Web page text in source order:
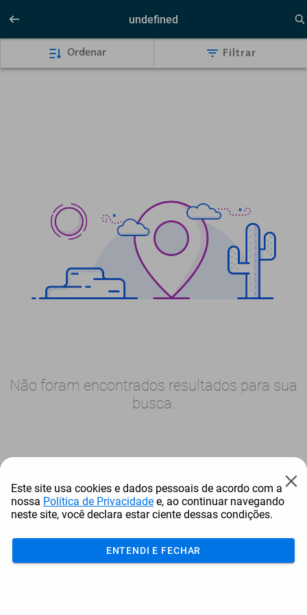
undefined
Ordenar Filtrar
Não foram encontrados resultados para sua
busca.
Este site usa cookies e dados pessoais de acordo com a
nossa Política de Privacidade e, ao continuar navegando
neste site, você declara estar ciente dessas condições.
ENTENDI E FECHAR